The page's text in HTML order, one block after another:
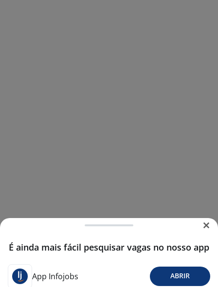
É ainda mais fácil pesquisar vagas no nosso app
App Infojobs ABRIR